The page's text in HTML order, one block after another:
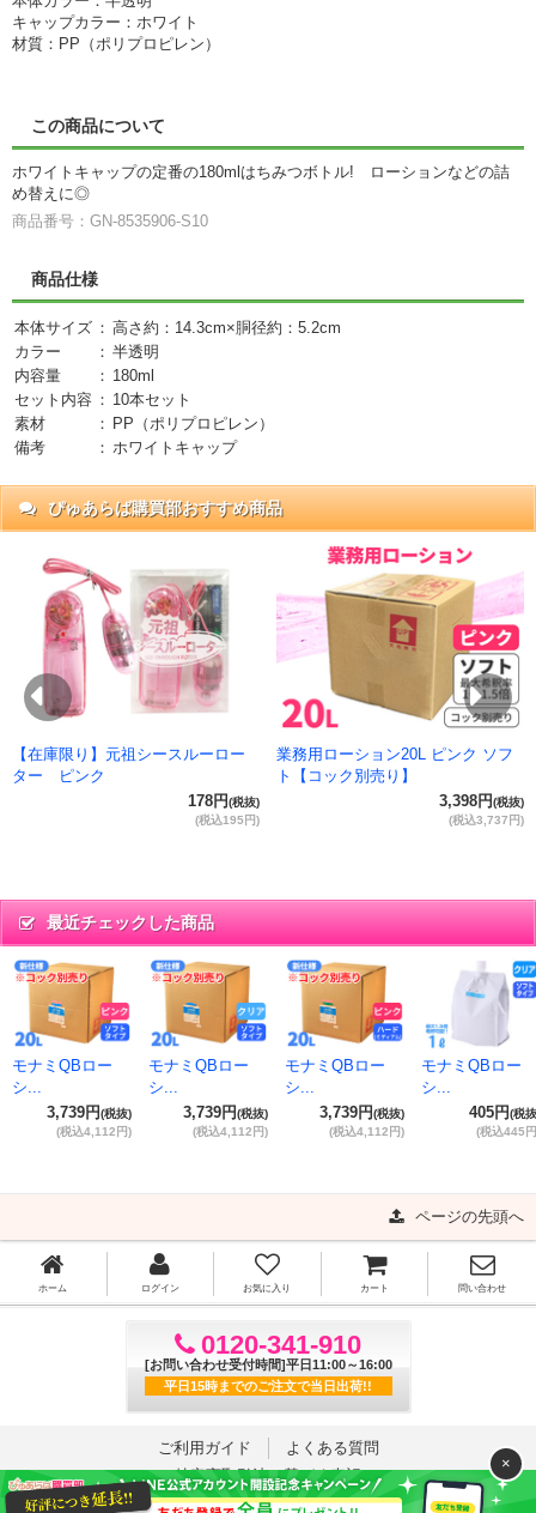
×
キャップカラー：ホワイト
材質：PP（ポリプロピレン）
この商品について
ホワイトキャップの定番の180mlはちみつボトル! ローションなどの詰
め替えに◎
商品番号：GN-8535906-S10
商品仕様
本体サイズ ： 高さ約：14.3cm×胴径約：5.2cm
カラー
： 半透明
内容量
： 180ml
セット内容 ： 10本セット
素材
： PP（ポリプロピレン）
備考
： ホワイトキャップ
ぴゅあらば購買部おすすめ商品
Previous
【在庫限り】元祖シースルーロー
ター ピンク
178円(税抜)
(税込195円)
業務用ローション20L ピンク ソフ
ト【コック別売り】
3,398円(税抜)
(税込3,737円)
最近チェックした商品
モナミQBロー
シ...
3,739円(税抜)
(税込4,112円)
モナミQBロー
シ...
3,739円(税抜)
(税込4,112円)
モナミQBロー
シ...
3,739円(税抜)
(税込4,112円)
モナミQBロー
シ...
405円(税
(税込445
ページの先頭へ
ホーム ログイン お気に入り カート 問い合わせ
0120-341-910
[お問い合わせ受付時間]平日11:00～16:00
平日15時までのご注文で当日出荷!!
ご利用ガイド
よくある質問
特定商取引法に基づく表記
プライバシーポリシー